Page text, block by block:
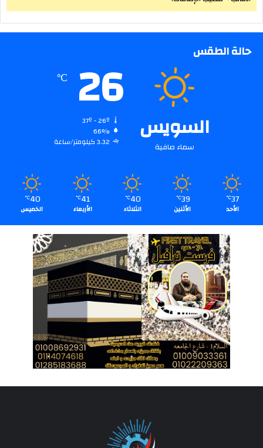
حالة الطقس
السويس
سماء صافية
26
℃
66%
3.32 كيلومتر/ساعة
37
℃
الأحد
39
℃
الأثنين
40
℃
الثلاثاء
41
℃
الأربعاء
40
℃
الخميس